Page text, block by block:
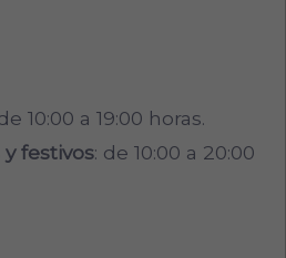
10:00 a 19:00 horas.
festivos: de 10:00 a 20:00